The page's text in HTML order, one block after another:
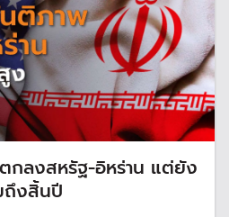
กลงสหรัฐ-อิหร่าน แต่ยัง
ถึงสิ้นปี